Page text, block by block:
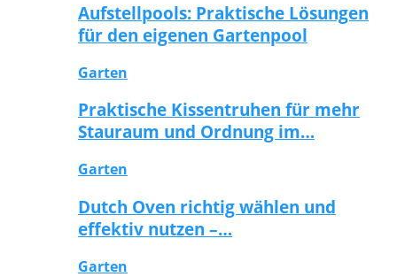
Aufstellpools: Praktische Lösungen
für den eigenen Gartenpool
Garten
Praktische Kissentruhen für mehr
Stauraum und Ordnung im…
Garten
Dutch Oven richtig wählen und
effektiv nutzen –…
Garten